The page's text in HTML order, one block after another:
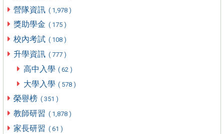
營隊資訊 ( 1,978 )
獎助學金 ( 175 )
校內考試 ( 108 )
升學資訊 ( 777 )
高中入學 ( 62 )
大學入學 ( 578 )
榮譽榜 ( 351 )
教師研習 ( 1,878 )
家長研習 ( 61 )